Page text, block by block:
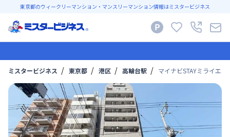
東京都のウィークリーマンション・マンスリーマンション情報はミスタービジネス
ミスタービジネス 東京都 港区 高輪台駅 マイナビSTAYミライエ